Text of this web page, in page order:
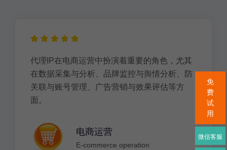
代理IP在电商运营中扮演着重要的角色，尤其
在数据采集与分析、品牌监控与舆情分析、防
关联与账号管理、广告营销与效果评估等方
面。
电商运营
E-commerce operation
免
费
试
用
微信客服